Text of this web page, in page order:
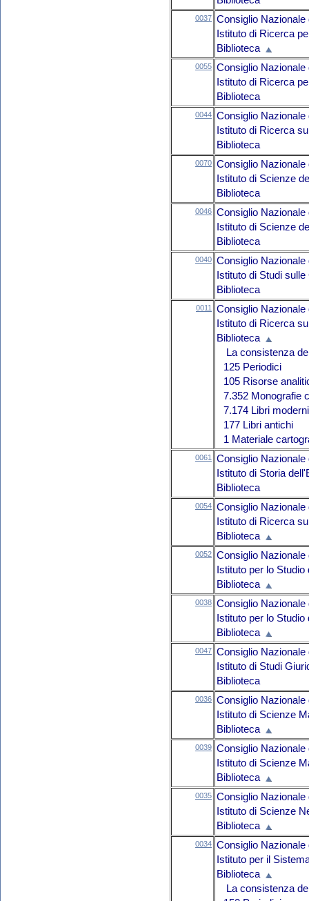
0037 Consiglio Nazionale
Istituto di Ricerca
Biblioteca
0055 Consiglio Nazionale
Istituto di Ricerca
Biblioteca
0044 Consiglio Nazionale
Istituto di Ricerca
Biblioteca
0070 Consiglio Nazionale
Istituto di Scienze
Biblioteca
0046 Consiglio Nazionale
Istituto di Scienze
Biblioteca
0040 Consiglio Nazionale
Istituto di Studi
Biblioteca
0011
Consiglio Nazionale
Istituto di Ricerca
Biblioteca
La consistenza
125 Periodici
105 Risorse
7.352 Monografie
7.174 Libri moderni
177 Libri antichi
1 Materiale
0061
Consiglio Nazionale
Istituto di Storia
Biblioteca
0054 Consiglio Nazionale
Istituto di Ricerca
Biblioteca
0052 Consiglio Nazionale
Istituto per lo
Biblioteca
0038 Consiglio Nazionale
Istituto per lo
Biblioteca
0047 Consiglio Nazionale
Istituto di Studi
Biblioteca
0036 Consiglio Nazionale
Istituto di Scienze
Biblioteca
0039 Consiglio Nazionale
Istituto di Scienze
Biblioteca
0035 Consiglio Nazionale
Istituto di Scienze
Biblioteca
0034 Consiglio Nazionale
Istituto per il
Biblioteca
La consistenza